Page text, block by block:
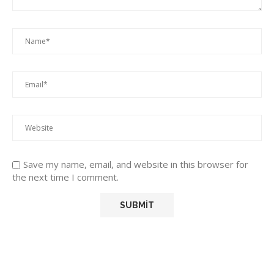
Save my name, email, and website in this browser for
the next time I comment.